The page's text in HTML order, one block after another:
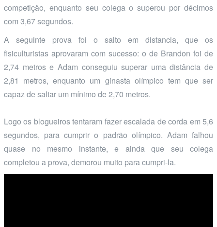
competição, enquanto seu colega o superou por décimos
com 3,67 segundos.
A seguinte prova foi o salto em distancia, que os
fisiculturistas aprovaram com sucesso: o de Brandon foi de
2,74 metros e Adam conseguiu superar uma distância de
2,81 metros, enquanto um ginasta olímpico tem que ser
capaz de saltar um mínimo de 2,70 metros.
Logo os blogueiros tentaram fazer escalada de corda em 5,6
segundos, para cumprir o padrão olímpico. Adam falhou
quase no mesmo instante, e ainda que seu colega
completou a prova, demorou muito para cumpri-la.